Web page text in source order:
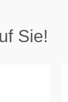
Sie!